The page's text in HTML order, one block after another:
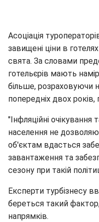
Асоціація
завищені ціни в
свята. За словами
готельєрів мають намір
більше, розраховуючи
попередніх двох років,
"Інфляційні
населення не
об'єктам вдасться
завантаження та
сезону при такій
Експерти турбізнесу
береться такий
напрямків.